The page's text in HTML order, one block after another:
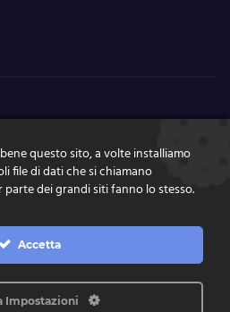
o.it
|Theme: News Live by
questo sito, a volte installiamo
file di dati che si chiamano
parte dei grandi siti fanno lo stesso.
Accetta
Impostazioni